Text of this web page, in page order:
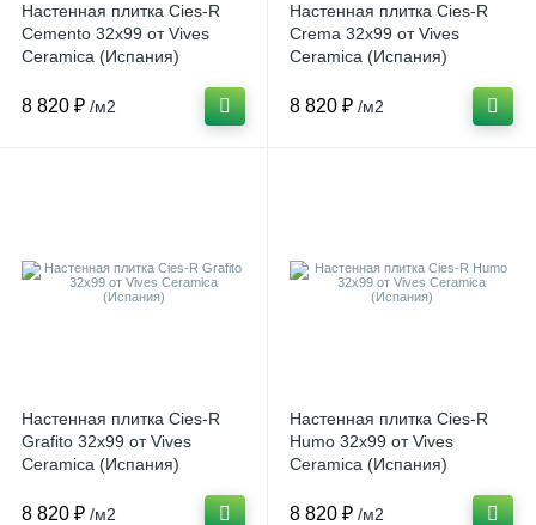
Настенная плитка Cies-R
Cemento 32x99 от Vives
Ceramica (Испания)
8 820 ₽ /м2
Настенная плитка Cies-R
Crema 32x99 от Vives
Ceramica (Испания)
8 820 ₽ /м2
Настенная плитка Cies-R
Grafito 32x99 от Vives
Ceramica (Испания)
8 820 ₽ /м2
Настенная плитка Cies-R
Humo 32x99 от Vives
Ceramica (Испания)
8 820 ₽ /м2